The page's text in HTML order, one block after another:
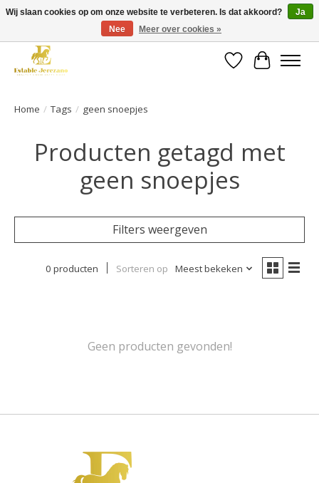
Gratis verzending vanaf €49 op een groot deel van ons assortiment
Verlanglijst
Home / Tags / geen snoepjes
Producten getagd met
geen snoepjes
Filters weergeven
0 producten Sorteren op Meest bekeken
Geen producten gevonden!
Wij slaan cookies op om onze website te verbeteren. Is dat akkoord?
Ja
Nee
Meer over cookies »